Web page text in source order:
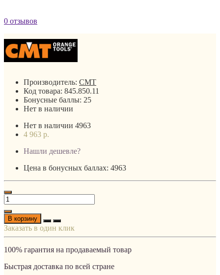
0 отзывов
Производитель: CMT
Код товара: 845.850.11
Бонусные баллы: 25
Нет в наличии
Нет в наличии 4963
4 963 р.
Нашли дешевле?
Цена в бонусных баллах: 4963
В корзину
Заказать в один клик
100% гарантия на продаваемый товар
Быстрая доставка по всей стране